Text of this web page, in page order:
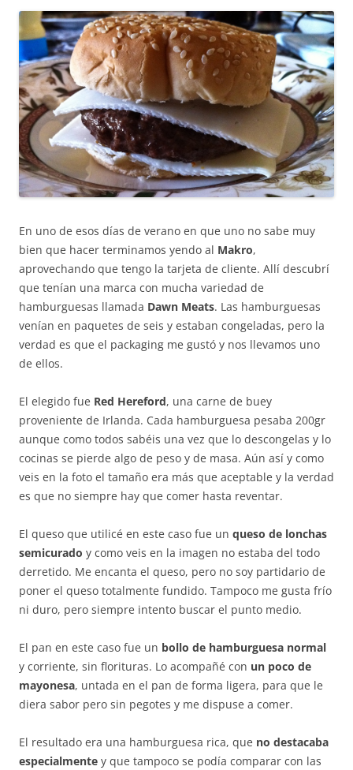
En uno de esos días de verano en que uno no sabe muy
bien que hacer terminamos yendo al Makro,
aprovechando que tengo la tarjeta de cliente. Allí descubrí
que tenían una marca con mucha variedad de
hamburguesas llamada Dawn Meats. Las hamburguesas
venían en paquetes de seis y estaban congeladas, pero la
verdad es que el packaging me gustó y nos llevamos uno
de ellos.
El elegido fue Red Hereford, una carne de buey
proveniente de Irlanda. Cada hamburguesa pesaba 200gr
aunque como todos sabéis una vez que lo descongelas y lo
cocinas se pierde algo de peso y de masa. Aún así y como
veis en la foto el tamaño era más que aceptable y la verdad
es que no siempre hay que comer hasta reventar.
El queso que utilicé en este caso fue un queso de lonchas
semicurado y como veis en la imagen no estaba del todo
derretido. Me encanta el queso, pero no soy partidario de
poner el queso totalmente fundido. Tampoco me gusta frío
ni duro, pero siempre intento buscar el punto medio.
El pan en este caso fue un bollo de hamburguesa normal
y corriente, sin florituras. Lo acompañé con un poco de
mayonesa, untada en el pan de forma ligera, para que le
diera sabor pero sin pegotes y me dispuse a comer.
El resultado era una hamburguesa rica, que no destacaba
especialmente y que tampoco se podía comparar con las